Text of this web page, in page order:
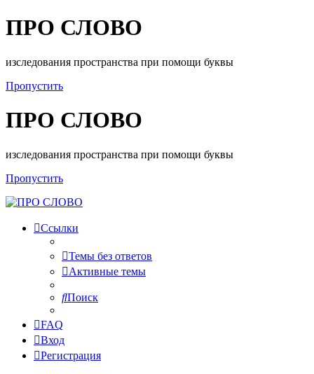
ПРО СЛОВО
изследования пространства при помощи буквы
Пропустить
ПРО СЛОВО
изследования пространства при помощи буквы
Пропустить
Ссылки
Темы без ответов
Активные темы
Поиск
FAQ
Вход
Регистрация